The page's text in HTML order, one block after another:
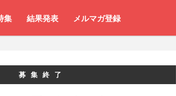
集 結果発表 メルマガ登録
募集終了